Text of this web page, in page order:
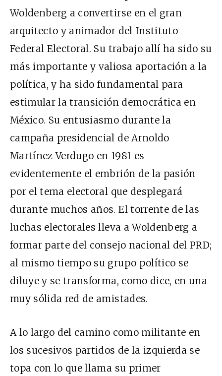
Woldenberg a convertirse en el gran
arquitecto y animador del Instituto
Federal Electoral. Su trabajo allí ha sido su
más importante y valiosa aportación a la
política, y ha sido fundamental para
estimular la transición democrática en
México. Su entusiasmo durante la
campaña presidencial de Arnoldo
Martínez Verdugo en 1981 es
evidentemente el embrión de la pasión
por el tema electoral que desplegará
durante muchos años. El torrente de las
luchas electorales lleva a Woldenberg a
formar parte del consejo nacional del PRD;
al mismo tiempo su grupo político se
diluye y se transforma, como dice, en una
muy sólida red de amistades.
A lo largo del camino como militante en
los sucesivos partidos de la izquierda se
topa con lo que llama su primer